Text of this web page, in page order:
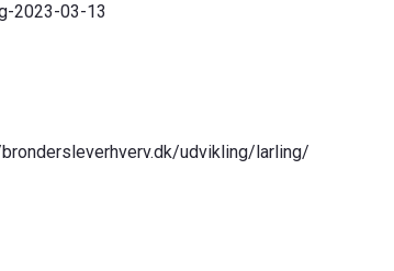
2023-03-13
udvikling/larling/